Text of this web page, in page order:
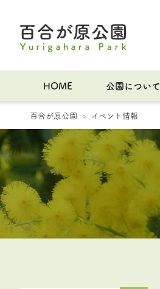
HOME 公園について
百合が原公園 イベント情報